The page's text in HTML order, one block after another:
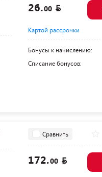
26.00
Картой рассрочки
Бонусы к начислению:
Списание бонусов:
Сравнить
172.00